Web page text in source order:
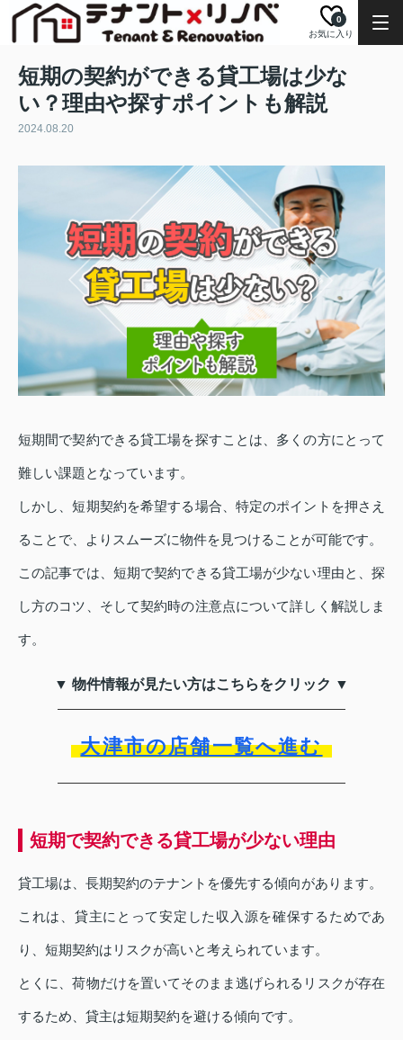
お気に入り
0
短期の契約ができる貸工場は少な
い？理由や探すポイントも解説
2024.08.20
短期間で契約できる貸工場を探すことは、多くの方にとって
難しい課題となっています。
しかし、短期契約を希望する場合、特定のポイントを押さえ
ることで、よりスムーズに物件を見つけることが可能です。
この記事では、短期で契約できる貸工場が少ない理由と、探
し方のコツ、そして契約時の注意点について詳しく解説しま
す。
▼ 物件情報が見たい方はこちらをクリック ▼
大津市の店舗一覧へ進む
短期で契約できる貸工場が少ない理由
貸工場は、長期契約のテナントを優先する傾向があります。
これは、貸主にとって安定した収入源を確保するためであ
り、短期契約はリスクが高いと考えられています。
とくに、荷物だけを置いてそのまま逃げられるリスクが存在
するため、貸主は短期契約を避ける傾向です。